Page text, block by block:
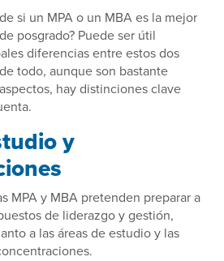
si un MPA o un MBA es la mejor
posgrado? Puede ser útil
diferencias entre estos dos
todo, aunque son bastante
hay distinciones clave
y
MPA y MBA pretenden preparar a
de liderazgo y gestión,
a las áreas de estudio y las